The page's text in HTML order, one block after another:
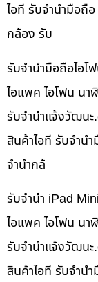
ไอที รับจำนำมือถื
กล้อง รับ
รับจำนำมือถือไอโ
ไอแพค ไอโฟน นา
รับจํานําแจ้งวัฒนะ
สินค้าไอที รับจำน
จำนำกล้
รับจำนำ iPad
ไอแพค ไอโฟน นา
รับจํานําแจ้งวัฒน
สินค้าไอที รับจำน